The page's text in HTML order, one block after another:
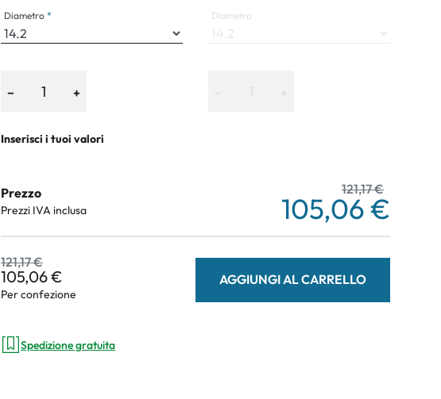
Diametro
− +
Inserisci i tuoi valori
Diametro
Prezzo
Prezzi IVA inclusa
121,17 €
105,06 €
121,17 €
105,06 €
Per confezione
AGGIUNGI AL CARRELLO
Spedizione gratuita